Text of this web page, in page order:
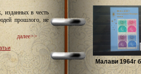
изданных в честь
прошлого, не
далее>>
Малави 1964г